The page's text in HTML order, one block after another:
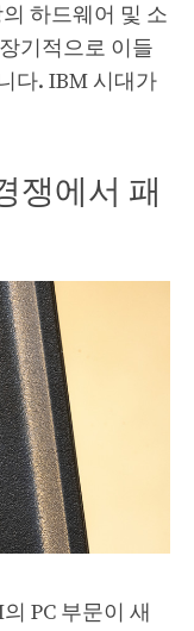
하드웨어 및 소
기적으로 이들
다. IBM 시대가
쟁에서 패
PC 부문이 새